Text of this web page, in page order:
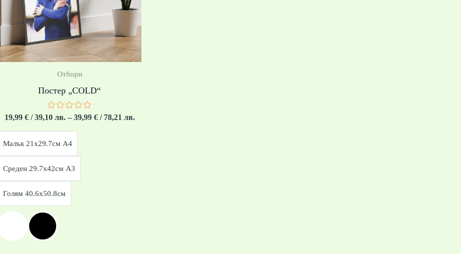
Отбори
Постер „COLD“
Оценено
0
5
19,99 €/ 39,10 лв. – 39,99 €/ 78,21 лв.
78,21 лв.
Малък 21x29.7см А4
Среден 29.7x42см А3
Голям 40.6x50.8см